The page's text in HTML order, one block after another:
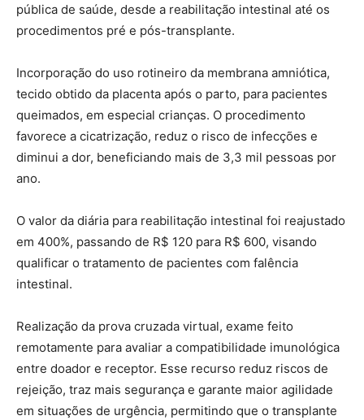
pública de saúde, desde a reabilitação intestinal até os
procedimentos pré e pós-transplante.
Incorporação do uso rotineiro da membrana amniótica,
tecido obtido da placenta após o parto, para pacientes
queimados, em especial crianças. O procedimento
favorece a cicatrização, reduz o risco de infecções e
diminui a dor, beneficiando mais de 3,3 mil pessoas por
ano.
O valor da diária para reabilitação intestinal foi reajustado
em 400%, passando de R$ 120 para R$ 600, visando
qualificar o tratamento de pacientes com falência
intestinal.
Realização da prova cruzada virtual, exame feito
remotamente para avaliar a compatibilidade imunológica
entre doador e receptor. Esse recurso reduz riscos de
rejeição, traz mais segurança e garante maior agilidade
em situações de urgência, permitindo que o transplante